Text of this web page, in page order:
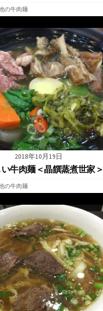
の牛肉麺
2018年10月19日
牛肉麺＜晶饌蒸煮世家＞
の牛肉麺